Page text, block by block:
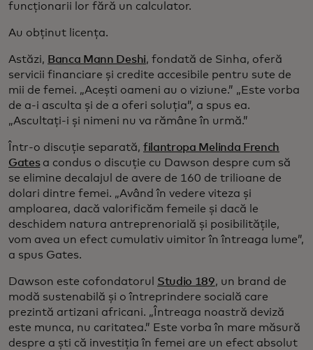
funcționarii lor fără un calculator.
Au obținut licența.
Astăzi, Banca Mann Deshi, fondată de Sinha, oferă
servicii financiare și credite accesibile pentru sute de
mii de femei. „Acești oameni au o viziune.” „Este vorba
de a-i asculta și de a oferi soluția”, a spus ea.
„Ascultați-i și nimeni nu va rămâne în urmă.”
Într-o discuție separată, filantropa Melinda French
Gatesa condus o discuție cu Dawson despre cum să
se elimine decalajul de avere de 160 de trilioane de
dolari dintre femei. „Având în vedere viteza și
amploarea, dacă valorificăm femeile și dacă le
deschidem natura antreprenorială și posibilitățile,
vom avea un efect cumulativ uimitor în întreaga lume”,
a spus Gates.
Dawson este cofondatorul Studio 189, un brand de
modă sustenabilă și o întreprindere socială care
prezintă artizani africani. „Întreaga noastră deviză
este munca, nu caritatea.” Este vorba în mare măsură
despre a ști că investiția în femei are un efect absolut